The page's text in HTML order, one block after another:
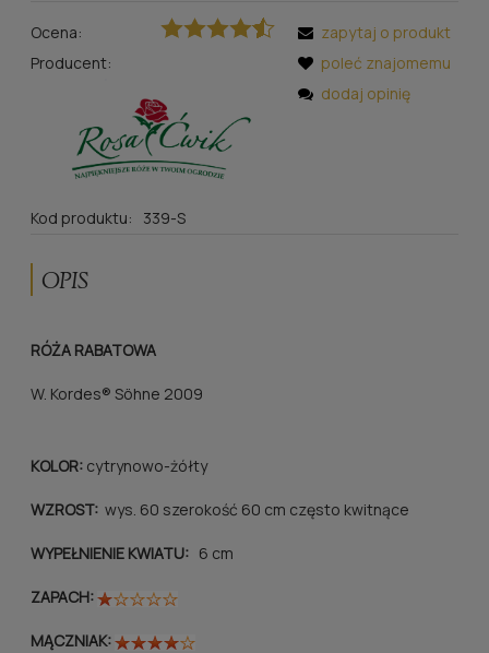
Ocena:
Producent:
Kod produktu: 339-S
zapytaj o produkt
poleć znajomemu
dodaj opinię
OPIS
RÓŻA RABATOWA
W. Kordes® Söhne 2009
KOLOR: cytrynowo-żółty
WZROST: wys. 60 szerokość 60 cm często kwitnące
WYPEŁNIENIE KWIATU: 6 cm
ZAPACH:
MĄCZNIAK: